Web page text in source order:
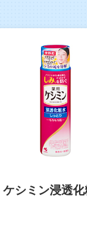
ケシミン浸透化